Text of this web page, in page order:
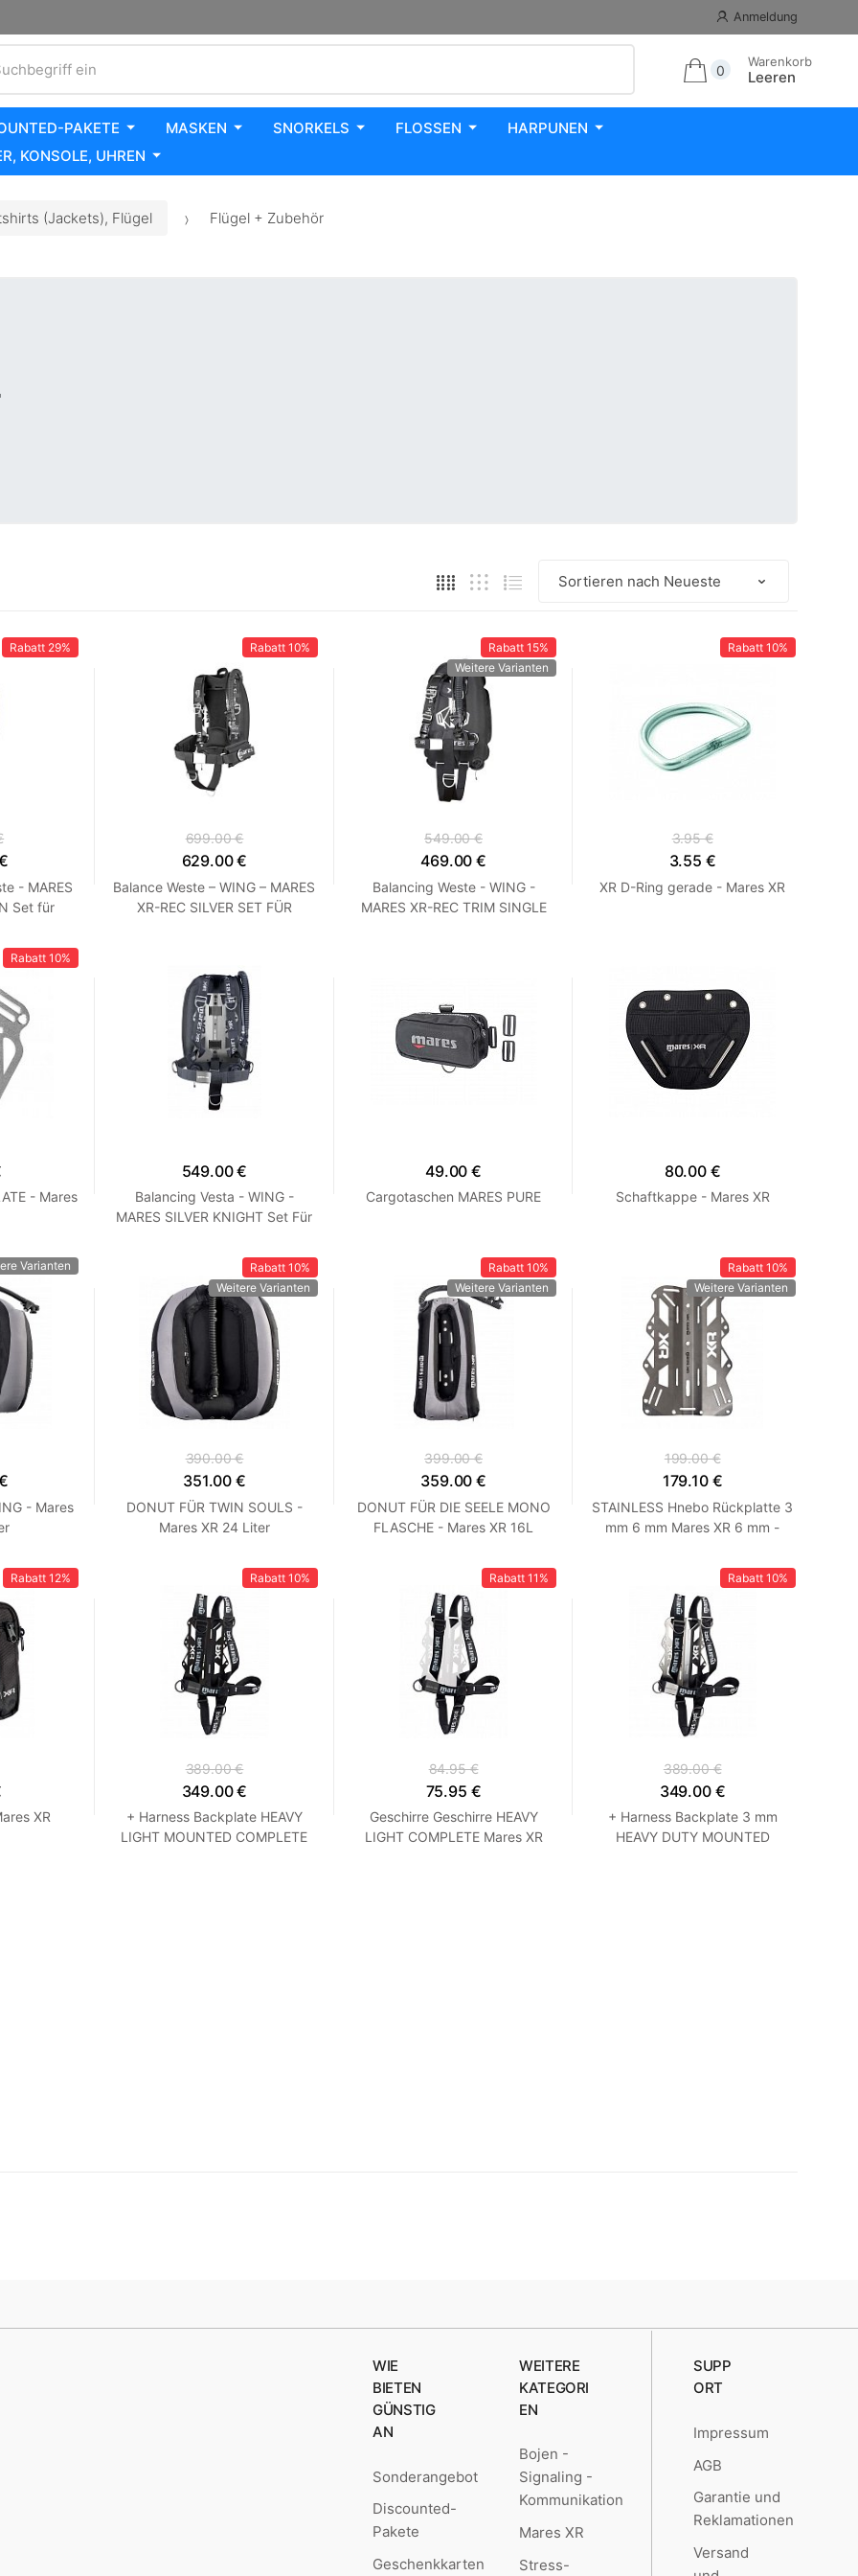
Anmeldung
ein 0
Warenkorb
Leeren
PAKETE MASKEN SNORKELS FLOSSEN
HARPUNEN
KONSOLE, UHREN
(Jackets), Flügel Flügel + Zubehör
Rabatt 29%
- MARES
Set für
Rabatt 10%
699.00 €
629.00 €
Balance Weste – WING – MARES
XR-REC SILVER SET FÜR
Rabatt15%
Weitere Varianten
549.00 €
469.00 €
Balancing Weste - WING -
MARES XR-REC TRIM SINGLE
Rabatt 10%
3.95 €
3.55 €
XR D-Ring gerade - Mares XR
Rabatt10%
- Mares
549.00 €
Balancing Vesta - WING -
MARES SILVER KNIGHT Set Für
49.00 €
Cargotaschen MARES PURE
80.00 €
Schaftkappe - Mares XR
Varianten
- Mares
Rabatt 10%
Weitere Varianten
390.00 €
351.00 €
DONUT FÜR TWIN SOULS -
Mares XR 24 Liter
Rabatt10%
Weitere Varianten
399.00 €
359.00 €
DONUT FÜR DIE SEELE MONO
FLASCHE - Mares XR 16L
Rabatt 10%
Weitere Varianten
199.00 €
179.10 €
STAINLESS Hnebo Rückplatte 3
mm 6 mm Mares XR 6 mm -
Rabatt12%
XR
Rabatt 10%
389.00 €
349.00 €
+ Harness Backplate HEAVY
LIGHT MOUNTED COMPLETE
Rabatt11%
84.95 €
75.95 €
Geschirre Geschirre HEAVY
LIGHT COMPLETE Mares XR
Rabatt 10%
389.00 €
349.00 €
+ Harness Backplate 3 mm
HEAVY DUTY MOUNTED
WIE
BIETEN
GÜNSTIG
AN
Sonderangebot
Discounted-
Pakete
Geschenkkarten
WEITERE
KATEGORI
EN
Bojen -
Signaling -
Kommunikation
Mares XR
Stress-
SUPP
ORT
Impressum
AGB
Garantie und
Reklamationen
Versand